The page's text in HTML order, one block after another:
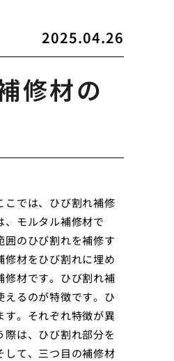
2025.04.26
修材の
こでは、ひび割れ補修
、モルタル補修材で
のひび割れを補修す
修材をひび割れに埋め
修材です。ひび割れ補
るのが特徴です。ひ
す。それぞれ特徴が異
は、ひび割れ部分を
して、三つ目の補修材